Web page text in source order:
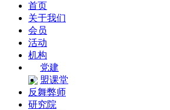
首页
关于我们
会员
活动
机构
党建
盟课堂
反舞弊师
研究院